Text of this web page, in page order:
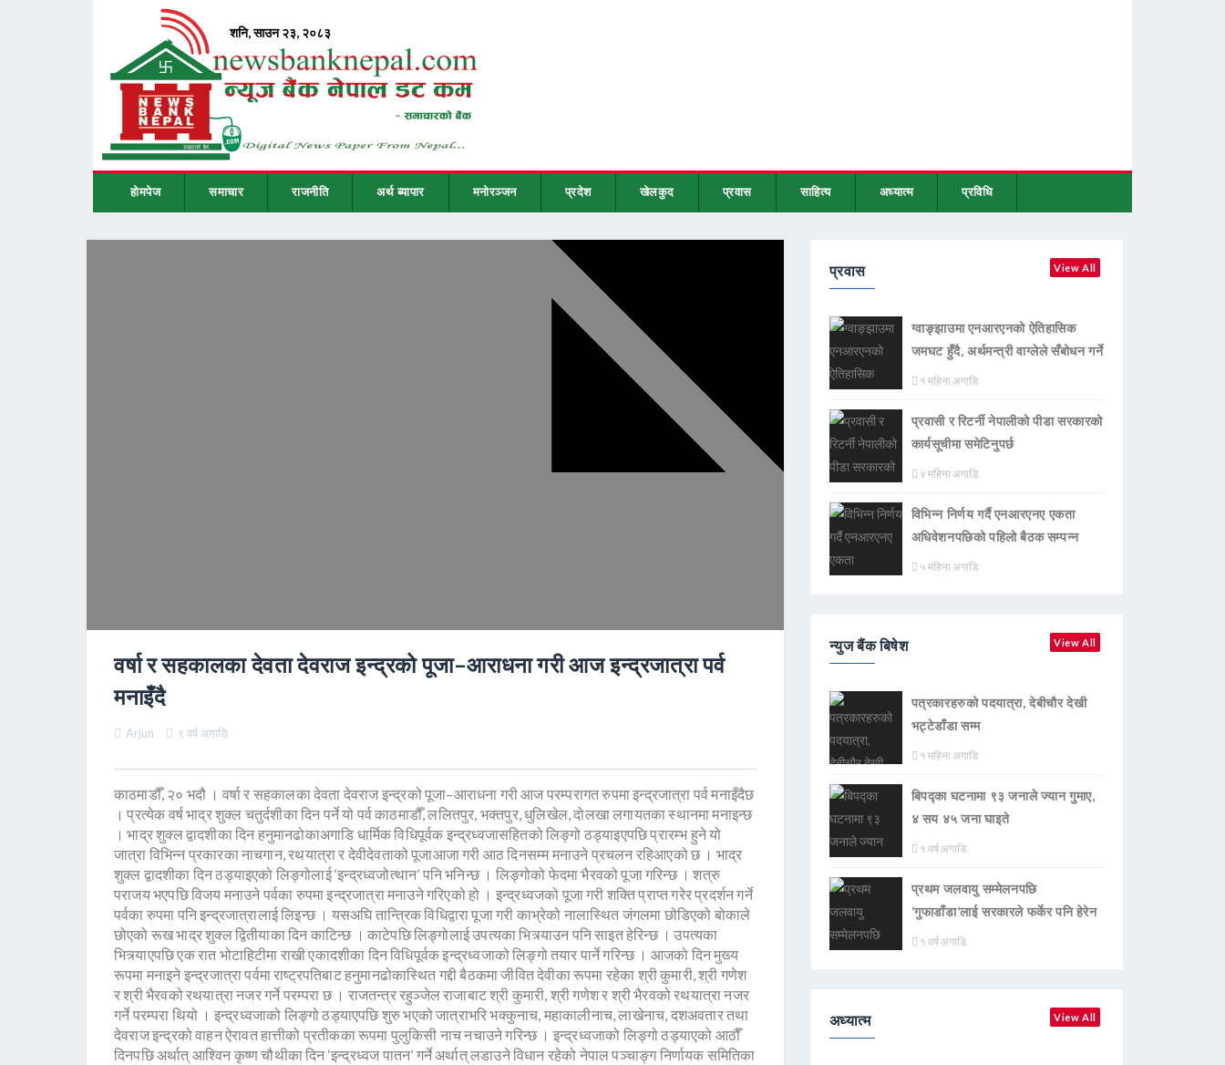
होमपेज समाचार राजनीति अर्थ ब्यापार मनोरञ्जन प्रदेश खेलकुद प्रवास साहित्य अध्यात्म प्रविधि
वर्षा र सहकालका देवता देवराज इन्द्रको पूजा–आराधना गरी आज इन्द्रजात्रा पर्व
मनाइँदै
Arjun ९ वर्ष अगाडि
काठमाडौँ, २० भदौ । वर्षा र सहकालका देवता देवराज इन्द्रको पूजा–आराधना गरी आज परम्परागत रुपमा इन्द्रजात्रा पर्व मनाइँदैछ
। प्रत्येक वर्ष भाद्र शुक्ल चतुर्दशीका दिन पर्ने यो पर्व काठमाडौँ, ललितपुर, भक्तपुर, धुलिखेल, दोलखा लगायतका स्थानमा मनाइन्छ
। भाद्र शुक्ल द्वादशीका दिन हनुमानढोकाअगाडि धार्मिक विधिपूर्वक इन्द्रध्वजासहितको लिङ्गो ठड्याइएपछि प्रारम्भ हुने यो
जात्रा विभिन्न प्रकारका नाचगान, रथयात्रा र देवीदेवताको पूजाआजा गरी आठ दिनसम्म मनाउने प्रचलन रहिआएको छ । भाद्र
शुक्ल द्वादशीका दिन ठड्याइएको लिङ्गोलाई ‘इन्द्रध्वजोत्थान’ पनि भनिन्छ । लिङ्गोको फेदमा भैरवको पूजा गरिन्छ । शत्रु
पराजय भएपछि विजय मनाउने पर्वका रुपमा इन्द्रजात्रा मनाउने गरिएको हो । इन्द्रध्वजको पूजा गरी शक्ति प्राप्त गरेर प्रदर्शन गर्ने
पर्वका रुपमा पनि इन्द्रजात्रालाई लिइन्छ । यसअघि तान्त्रिक विधिद्वारा पूजा गरी काभ्रेको नालास्थित जंगलमा छोडिएको बोकाले
छोएको रूख भाद्र शुक्ल द्वितीयाका दिन काटिन्छ । काटेपछि लिङ्गोलाई उपत्यका भित्र्याउन पनि साइत हेरिन्छ । उपत्यका
भित्र्याएपछि एक रात भोटाहिटीमा राखी एकादशीका दिन विधिपूर्वक इन्द्रध्वजाको लिङ्गो तयार पार्ने गरिन्छ । आजको दिन मुख्य
रूपमा मनाइने इन्द्रजात्रा पर्वमा राष्ट्रपतिबाट हनुमानढोकास्थित गद्दी बैठकमा जीवित देवीका रूपमा रहेका श्री कुमारी, श्री गणेश
र श्री भैरवको रथयात्रा नजर गर्ने परम्परा छ । राजतन्त्र रहुञ्जेल राजाबाट श्री कुमारी, श्री गणेश र श्री भैरवको रथयात्रा नजर
गर्ने परम्परा थियो । इन्द्रध्वजाको लिङ्गो ठड्याएपछि शुरु भएको जात्राभरि भक्कुनाच, महाकालीनाच, लाखेनाच, दशअवतार तथा
देवराज इन्द्रको वाहन ऐरावत हात्तीको प्रतीकका रूपमा पुलुकिसी नाच नचाउने गरिन्छ । इन्द्रध्वजाको लिङ्गो ठड्याएको आठौँ
दिनपछि अर्थात् आश्विन कृष्ण चौथीका दिन ‘इन्द्रध्वज पातन’ गर्ने अर्थात् लडाउने विधान रहेको नेपाल पञ्चाङ्ग निर्णायक समितिका
प्रवास View All
ग्वाङ्झाउमा एनआरएनको ऐतिहासिक
जमघट हुँदै, अर्थमन्त्री वाग्लेले सँबोधन गर्ने
१ महिना अगाडि
प्रवासी र रिटर्नी नेपालीको पीडा सरकारको
कार्यसूचीमा समेटिनुपर्छ
४ महिना अगाडि
विभिन्न निर्णय गर्दै एनआरएनए एकता
अधिवेशनपछिको पहिलो बैठक सम्पन्न
५ महिना अगाडि
न्युज बैंक बिषेश View All
पत्रकारहरुको पदयात्रा, देबीचौर देखी
भट्टेडाँडा सम्म
१ महिना अगाडि
बिपद्का घटनामा ९३ जनाले ज्यान गुमाए,
४ सय ४५ जना घाइते
१ वर्ष अगाडि
प्रथम जलवायु सम्मेलनपछि
‘गुफाडाँडा’लाई सरकारले फर्केर पनि हेरेन
१ वर्ष अगाडि
अध्यात्म View All